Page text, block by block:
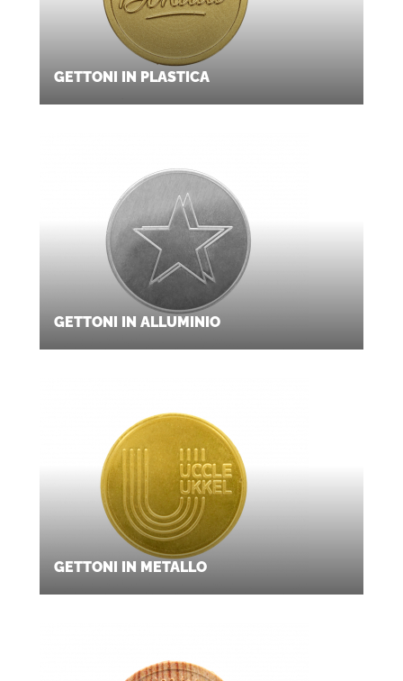
GETTONI IN PLASTICA
GETTONI IN ALLUMINIO
GETTONI IN METALLO